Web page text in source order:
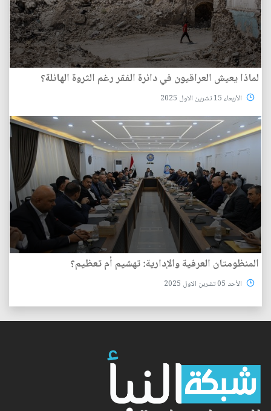
لماذا يعيش العراقيون في دائرة الفقر رغم الثروة الهائلة؟
الأربعاء 15 تشرين الاول 2025
المنظومتان العرفية والإدارية: تهشيم أم تعظيم؟
الأحد 05 تشرين الاول 2025